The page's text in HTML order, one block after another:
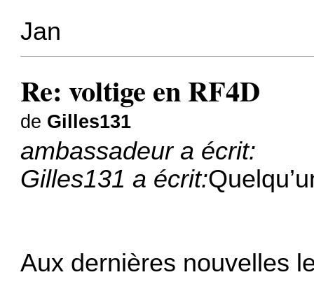
Jan
Re: voltige en RF4D
de Gilles131
ambassadeur a écrit:
Gilles131 a écrit:
Aux dernières nouvelles